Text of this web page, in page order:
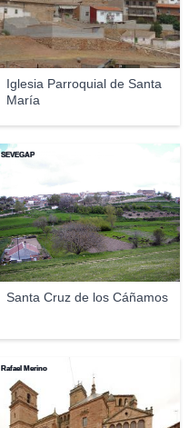
Iglesia Parroquial de Santa
María
Santa Cruz de los Cáñamos
SEVEGAP
Rafael Merino